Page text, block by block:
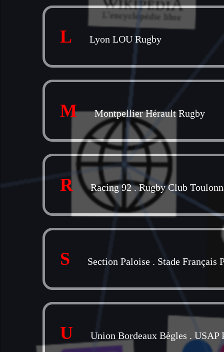
L Lyon LOU Rugby
M Montpellier Hérault Rugby
R Racing 92.Rugby Club
S Section Paloise . Stade Français
U Union Bordeaux Bègles . USAP